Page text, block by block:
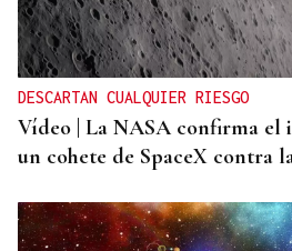
DESCARTAN CUALQUIER RIESGO
Vídeo | La NASA confirma el
un cohete de SpaceX contra